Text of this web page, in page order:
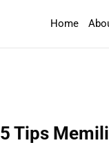
Home
5 Tips